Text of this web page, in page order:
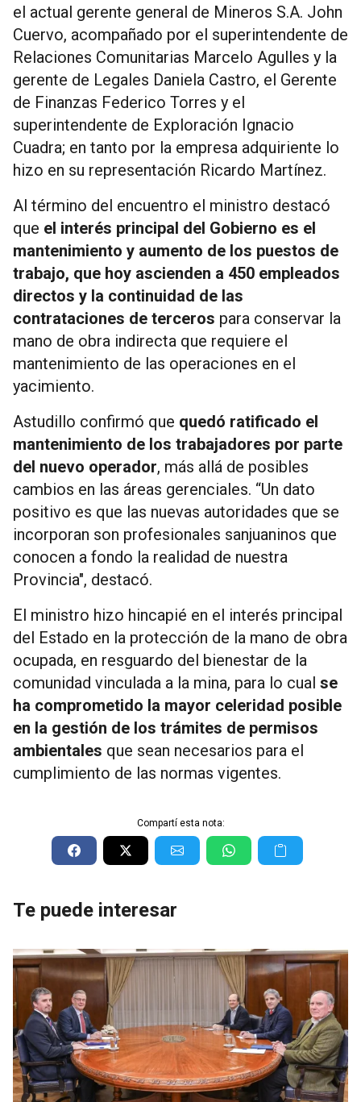
el actual gerente general de Mineros S.A. John
Cuervo, acompañado por el superintendente de
Relaciones Comunitarias Marcelo Agulles y la
gerente de Legales Daniela Castro, el Gerente
de Finanzas Federico Torres y el
superintendente de Exploración Ignacio
Cuadra; en tanto por la empresa adquiriente lo
hizo en su representación Ricardo Martínez.
Al término del encuentro el ministro destacó
que el interés principal del Gobierno es el
mantenimiento y aumento de los puestos de
trabajo, que hoy ascienden a 450 empleados
directos y la continuidad de las
contrataciones de terceros para conservar la
mano de obra indirecta que requiere el
mantenimiento de las operaciones en el
yacimiento.
Astudillo confirmó que quedó ratificado el
mantenimiento de los trabajadores por parte
del nuevo operador, más allá de posibles
cambios en las áreas gerenciales. “Un dato
positivo es que las nuevas autoridades que se
incorporan son profesionales sanjuaninos que
conocen a fondo la realidad de nuestra
Provincia", destacó.
El ministro hizo hincapié en el interés principal
del Estado en la protección de la mano de obra
ocupada, en resguardo del bienestar de la
comunidad vinculada a la mina, para lo cual se
ha comprometido la mayor celeridad posible
en la gestión de los trámites de permisos
ambientales que sean necesarios para el
cumplimiento de las normas vigentes.
Compartí esta nota:
Te puede interesar